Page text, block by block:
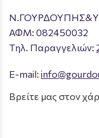
ΑΦΜ: 082450032
Tηλ. Παραγγελιών:
E-mail:
Βρείτε μας στον